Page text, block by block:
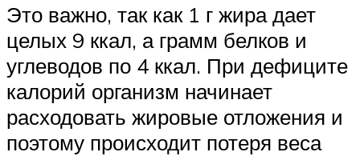
Это важно, так как 1 г жира дает
целых 9 ккал, а грамм белков и
углеводов по 4 ккал. При дефиците
калорий организм начинает
расходовать жировые отложения и
поэтому происходит потеря веса